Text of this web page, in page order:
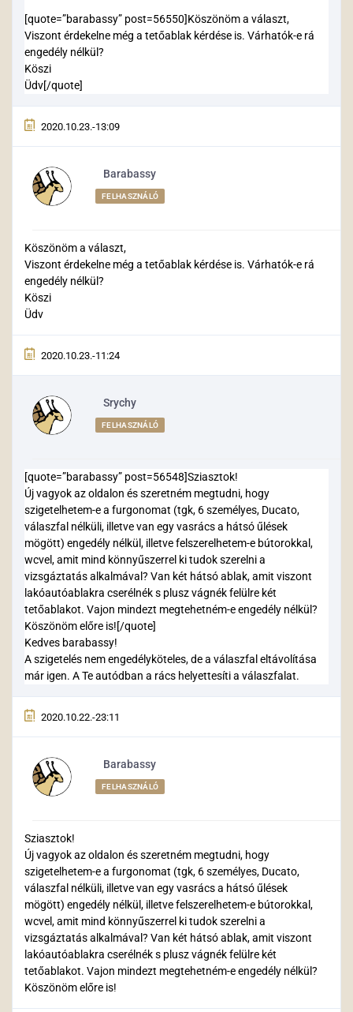
[quote=”barabassy” post=56550]Köszönöm a választ,
Viszont érdekelne még a tetőablak kérdése is. Várhatók-e rá
engedély nélkül?
Köszi
Üdv[/quote]
2020.10.23.-13:09
Barabassy
FELHASZNÁLÓ
Köszönöm a választ,
Viszont érdekelne még a tetőablak kérdése is. Várhatók-e rá
engedély nélkül?
Köszi
Üdv
2020.10.23.-11:24
Srychy
FELHASZNÁLÓ
[quote=”barabassy” post=56548]Sziasztok!
Új vagyok az oldalon és szeretném megtudni, hogy
szigetelhetem-e a furgonomat (tgk, 6 személyes, Ducato,
válaszfal nélküli, illetve van egy vasrács a hátsó űlések
mögött) engedély nélkül, illetve felszerelhetem-e bútorokkal,
wcvel, amit mind könnyűszerrel ki tudok szerelni a
vizsgáztatás alkalmával? Van két hátsó ablak, amit viszont
lakóautóablakra cserélnék s plusz vágnék felülre két
tetőablakot. Vajon mindezt megtehetném-e engedély nélkül?
Köszönöm előre is![/quote]
Kedves barabassy!
A szigetelés nem engedélyköteles, de a válaszfal eltávolítása
már igen. A Te autódban a rács helyettesíti a válaszfalat.
2020.10.22.-23:11
Barabassy
FELHASZNÁLÓ
Sziasztok!
Új vagyok az oldalon és szeretném megtudni, hogy
szigetelhetem-e a furgonomat (tgk, 6 személyes, Ducato,
válaszfal nélküli, illetve van egy vasrács a hátsó űlések
mögött) engedély nélkül, illetve felszerelhetem-e bútorokkal,
wcvel, amit mind könnyűszerrel ki tudok szerelni a
vizsgáztatás alkalmával? Van két hátsó ablak, amit viszont
lakóautóablakra cserélnék s plusz vágnék felülre két
tetőablakot. Vajon mindezt megtehetném-e engedély nélkül?
Köszönöm előre is!